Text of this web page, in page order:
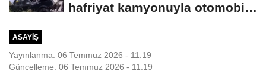
hafriyat kamyonuyla otomobil
ASAYIŞ
Yayınlanma: 06 Temmuz 2026 - 11:19
Güncelleme: 06 Temmuz 2026 - 11:19